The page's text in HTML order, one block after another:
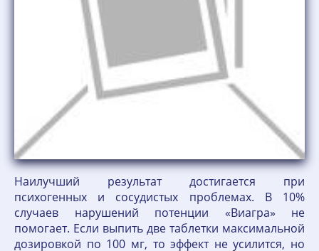
Наилучший результат достигается при
психогенных и сосудистых проблемах. В 10%
случаев нарушений потенции «Виагра» не
помогает. Если выпить две таблетки максимальной
дозировкой по 100 мг, то эффект не усилится, но